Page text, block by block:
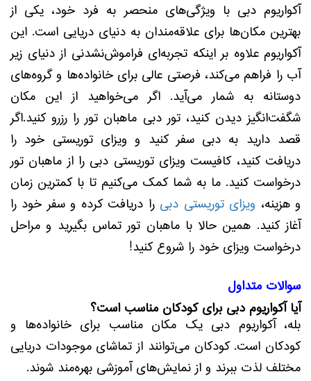
آکواریوم دبی با ویژگی‌های منحصر به فرد خود، یکی از
بهترین مکان‌ها برای علاقه‌مندان به دنیای دریایی است. این
آکواریوم علاوه بر اینکه تجربه‌ای فراموش‌نشدنی از دنیای زیر
آب را فراهم می‌کند، فرصتی عالی برای خانواده‌ها و گروه‌های
دوستانه به شمار می‌آید. اگر می‌خواهید از این مکان
شگفت‌انگیز دیدن کنید، تور دبی ماهبان تور را رزرو کنید.اگر
قصد دارید به دبی سفر کنید و ویزای توریستی خود را
دریافت کنید، کافیست ویزای توریستی دبی را از ماهبان تور
درخواست کنید. ما به شما کمک می‌کنیم تا با کمترین زمان
و هزینه، ویزای توریستی دبی را دریافت کرده و سفر خود را
آغاز کنید. همین حالا با ماهبان تور تماس بگیرید و مراحل
درخواست ویزای خود را شروع کنید!
سوالات متداول
آیا آکواریوم دبی برای کودکان مناسب است؟
بله، آکواریوم دبی یک مکان مناسب برای خانواده‌ها و
کودکان است. کودکان می‌توانند از تماشای موجودات دریایی
مختلف لذت ببرند و از نمایش‌های آموزشی بهره‌مند شوند.